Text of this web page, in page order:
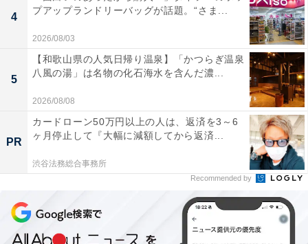
重慶飯店は、1959年に開業した四川料理の名店。看板メ
ニューは麻婆豆腐です。豆板醤、甜麺醤、にんにく、花
椒等で炒めた豚ひき肉と葱を入れたソースに、先立つ痺
れの青山椒と後引く痺れの花山椒を加えることで、同店
の麻婆豆腐の特徴である強い辛みと甘味、深いコクを再
4
プアップランドリーバッグが話題。“さま...
2026/08/03
5
【和歌山県の人気日帰り温泉】「かつらぎ温泉
八風の湯」は名物の化石海水を含んだ濃...
2026/08/08
PR
カードローン50万円以上の人は、返済を3～6
ヶ月停止して『大幅に減額してから返済...
渋谷法務総合事務所
Recommended by